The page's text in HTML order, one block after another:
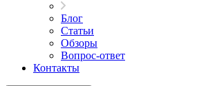
Блог
Статьи
Обзоры
Вопрос-ответ
Контакты